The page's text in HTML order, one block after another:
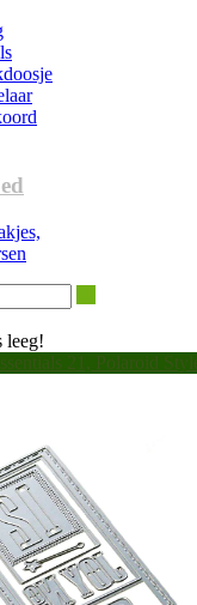
leeg!
21, Polaroid Style